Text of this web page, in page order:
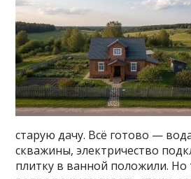
старую дачу. Всё готово —
скважины, электричество
плитку в ванной положили. Но